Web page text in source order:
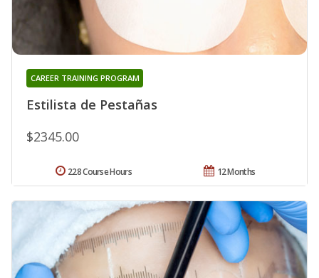
Estilista de Pestañas
CAREER TRAINING PROGRAM
$2345.00
12 Months
228 Course Hours